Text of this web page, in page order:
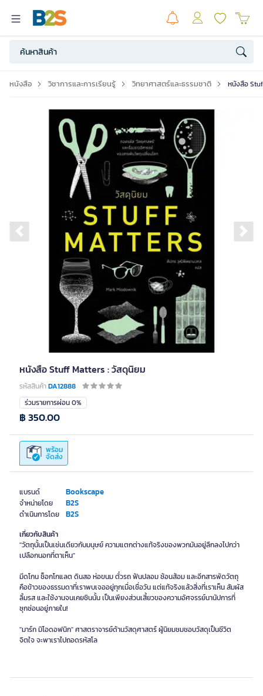
หนังสือ วิชาการและการเรียนรู้ วิทยาศาสตร์และธรรมชาติ หนังสือ
Previous slide
หนังสือ Stuff Matters : วัสดุนิยม
รหัสสินค้าDA12888
แบรนด์ Bookscape
จำหน่ายโดย B2S
ดำเนินการโดย B2S
ร่วมรายการผ่อน 0%
พร้อม
จัดส่ง
฿ 350.00
เกี่ยวกับสินค้า
"วัตถุนั้นเป็นเช่นเดียวกับมนุษย์ ความแตกต่างแท้จริงของพวกมันอยู่ลึกลงไปกว่า
เปลือกนอกที่ตาเห็น"
มีดโกน ช็อกโกแลต ดินสอ ห่อขนม ตั๋วรถ ฟันปลอม ซ้อนส้อม และอีกสารพัดวัตถุ
คือข้าวของธรรมดาที่เราพบเจออยู่ทุกเมื่อเชื่อวัน แต่แท้จริงแล้วสิ่งที่เราเห็น สัมผัส
ลิ้มรส และใช้งานจนเคยชินนั้น เป็นเพียงส่วนเสี้ยวของความอัศจรรย์นานัปการที่
ซุกซ่อนอยู่ภายใน!
"มาร์ก มิโอดอฟนิก" ศาสตราจารย์ด้านวัสดุศาสตร์ ผู้นิยมชมชอบวัสดุเป็นชีวิต
จิตใจ จะพาเราไปถอดรหัสโล